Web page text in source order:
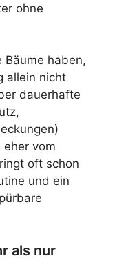
ohne
Bäume haben,
allein nicht
dauerhafte
vom
oft schon
und ein
als nur